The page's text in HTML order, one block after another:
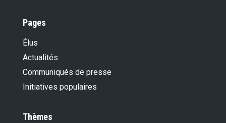
Pages
Élus
Actualités
Communiqués de presse
Initiatives populaires
Thèmes